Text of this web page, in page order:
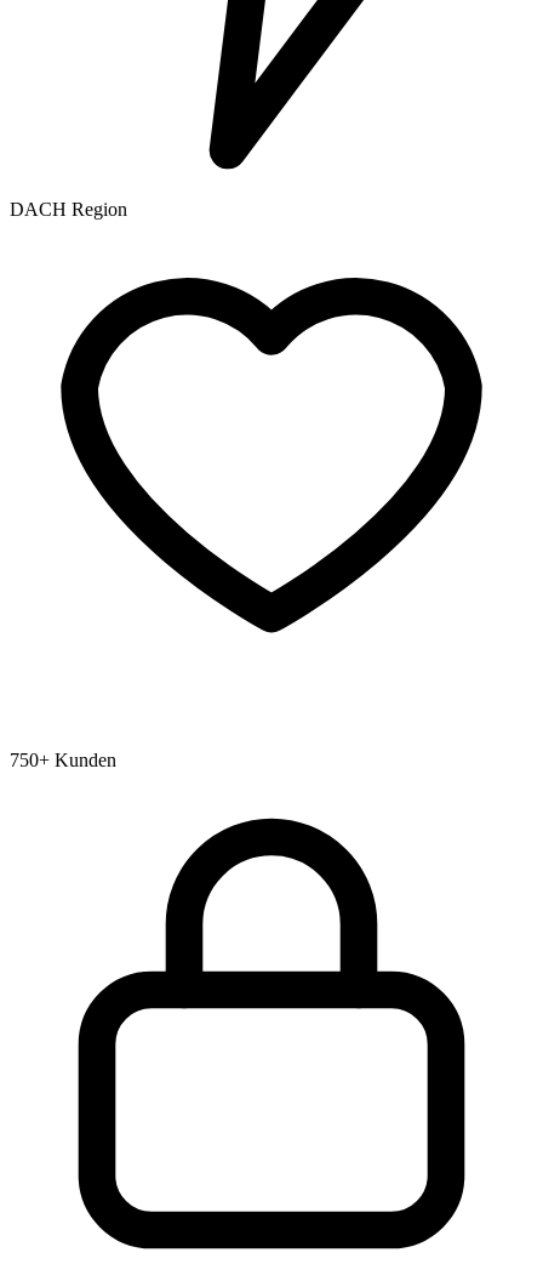
DACH Region
750+ Kunden